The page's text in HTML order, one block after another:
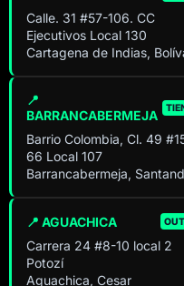
Calle. 31 #57-106. CC
Ejecutivos Local 130
Cartagena de Indias,
📍
BARRANCABERMEJA
Barrio Colombia, Cl. 49
66 Local 107
Barrancabermeja,
📍 AGUACHICA
Carrera 24 #8-10 local 2
Potozí
Aguachica, Cesar